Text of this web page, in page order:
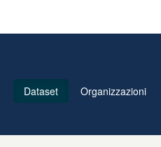
Dataset Organizzazioni